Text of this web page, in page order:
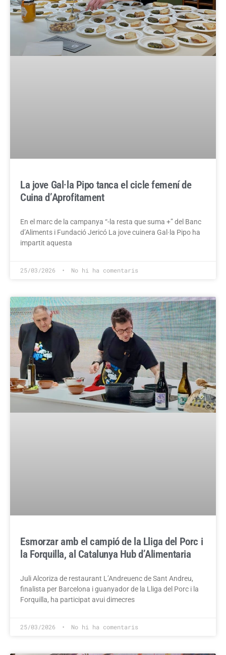
La jove Gal·la Pipo tanca el cicle femení de
Cuina d’Aprofitament
En el marc de la campanya “-la resta que suma +” del Banc
d’Aliments i Fundació Jericó La jove cuinera Gal·la Pipo ha
impartit aquesta
25/03/2026 No hi ha comentaris
Esmorzar amb el campió de la Lliga del Porc i
la Forquilla, al Catalunya Hub d’Alimentaria
Juli Alcoriza de restaurant L’Andreuenc de Sant Andreu,
finalista per Barcelona i guanyador de la Lliga del Porc i la
Forquilla, ha participat avui dimecres
25/03/2026 No hi ha comentaris